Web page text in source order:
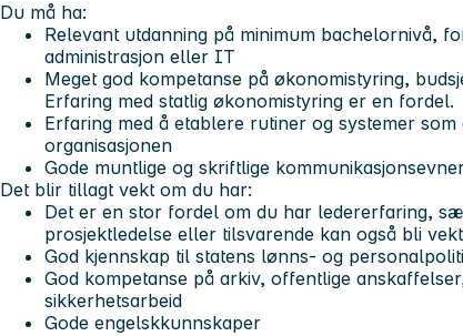
Du må ha:
Relevant utdanning på minimum bachelornivå,
administrasjon eller IT
Meget god kompetanse på økonomistyring,
Erfaring med statlig økonomistyring er en fordel.
Erfaring med å etablere rutiner og systemer
organisasjonen
Gode muntlige og skriftlige
Det blir tillagt vekt om du har:
Det er en stor fordel om du har ledererfaring,
prosjektledelse eller tilsvarende kan også bli
God kjennskap til statens lønns- og
God kompetanse på arkiv, offentlige
sikkerhetsarbeid
Gode engelskkunnskaper